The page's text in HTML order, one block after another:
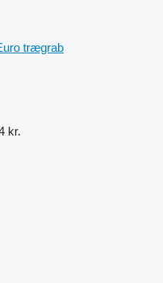
trægrab
kr.